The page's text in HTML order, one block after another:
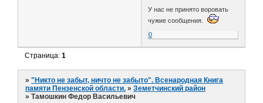
У нас не принято воровать
чужие сообщения.
0
Страница:1
»"Никто не забыт, ничто не забыто". Всенародная Книга
памяти Пензенской области. »Земетчинский район
»Тамошкин Федор Васильевич